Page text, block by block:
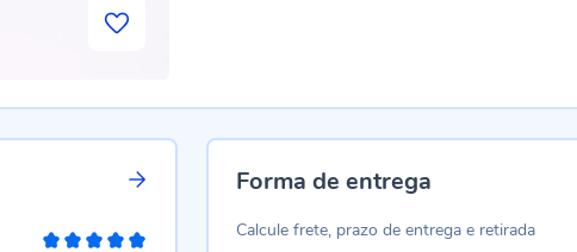
Forma de entrega
Calcule frete, prazo de entrega e retirada